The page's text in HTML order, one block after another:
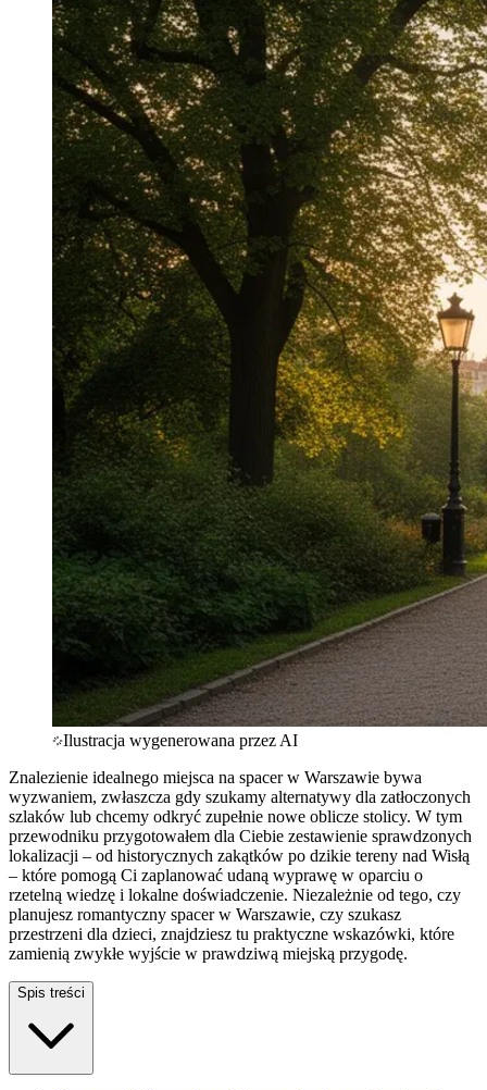
Ilustracja wygenerowana przez AI
Znalezienie idealnego miejsca na spacer w Warszawie bywa
wyzwaniem, zwłaszcza gdy szukamy alternatywy dla zatłoczonych
szlaków lub chcemy odkryć zupełnie nowe oblicze stolicy. W tym
przewodniku przygotowałem dla Ciebie zestawienie sprawdzonych
lokalizacji – od historycznych zakątków po dzikie tereny nad Wisłą
– które pomogą Ci zaplanować udaną wyprawę w oparciu o
rzetelną wiedzę i lokalne doświadczenie. Niezależnie od tego, czy
planujesz romantyczny spacer w Warszawie, czy szukasz
przestrzeni dla dzieci, znajdziesz tu praktyczne wskazówki, które
zamienią zwykłe wyjście w prawdziwą miejską przygodę.
Spis treści